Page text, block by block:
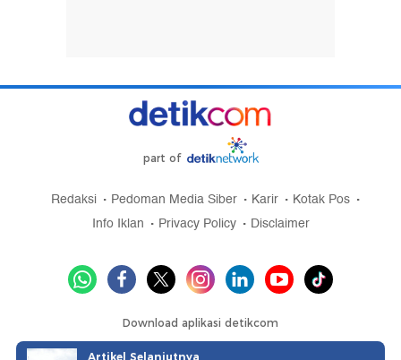
part of
Redaksi Pedoman Media Siber Karir
Kotak Pos
Info Iklan
Privacy Policy Disclaimer
Download aplikasi detikcom
Artikel Selanjutnya